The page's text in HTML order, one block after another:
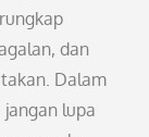
dan
Dalam
lupa